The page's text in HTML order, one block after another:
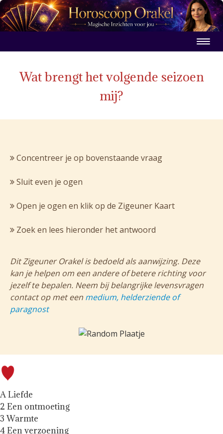
Wat brengt het volgende seizoen
mij?
Concentreer je op bovenstaande vraag
Sluit even je ogen
Open je ogen en klik op de Zigeuner Kaart
Zoek en lees hieronder het antwoord
Dit Zigeuner Orakel is bedoeld als aanwijzing. Deze
kan je helpen om een andere of betere richting voor
jezelf te bepalen. Neem bij belangrijke levensvragen
contact op met een medium, helderziende of
paragnost
A Liefde
2 Een ontmoeting
3 Warmte
4 Een verzoening